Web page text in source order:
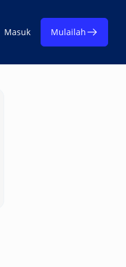
Masuk Mulailah